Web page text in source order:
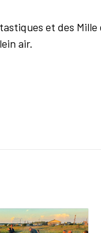
et des
air.